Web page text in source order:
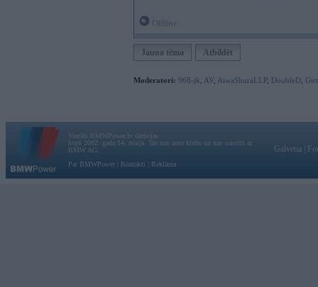
Jauna tēma Atbildēt
Moderatori: 968-jk AV AiwaShuraLLP, DoubleD
Vortāls BMWPower.lv darbojas
kopš 2002. gada 14. maija. Tas nav auto klubs un nav saistīts ar
BMW AG.
Par BMWPower
Kontakti Reklāma
Galvena